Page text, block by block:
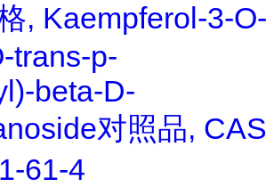
, Kaempferol-3-O-
trans-p-
beta-D-
对照品, CAS
61-4